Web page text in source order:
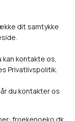
dit samtykke
kan kontakte os,
Privatlivspolitik.
du kontakter os